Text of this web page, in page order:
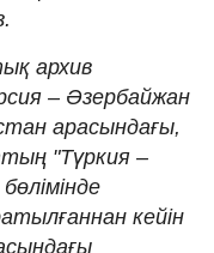
архив
– Әзербайжан
арасындағы,
"Түркия –
кейін